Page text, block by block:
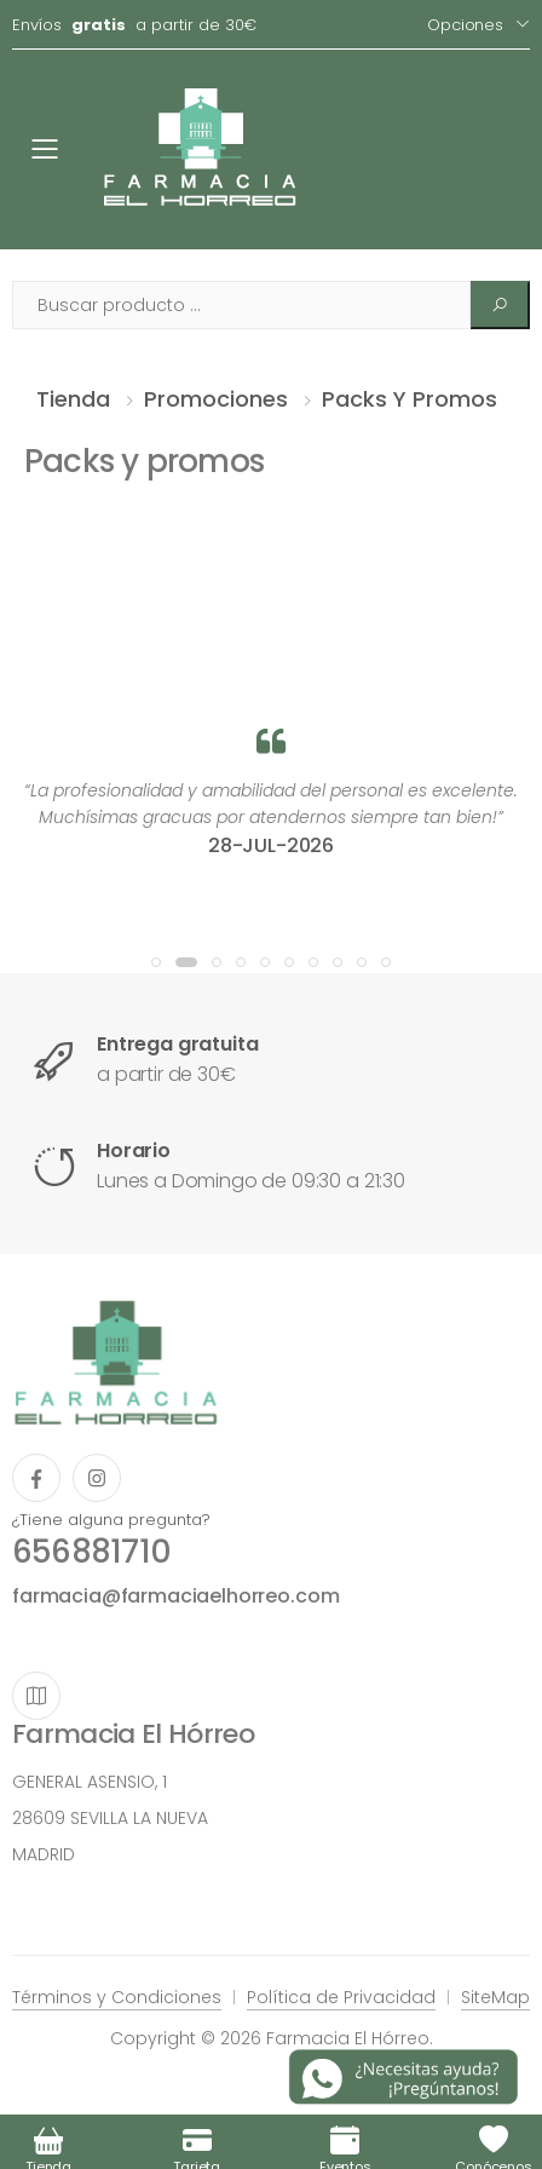
Envíos gratis a partir de 30€ Opciones
Toggle
Tienda Promociones Packs Y Promos
Packs y promos
“La profesionalidad y amabilidad del personal es excelente.
Muchísimas gracuas por atendernos siempre tan bien!”
28-JUL-2026
Entrega gratuita
a partir de 30€
Horario
Lunes a Domingo de 09:30 a 21:30
¿Tiene alguna pregunta?
656881710
farmacia@farmaciaelhorreo.com
Farmacia El Hórreo
GENERAL ASENSIO, 1
28609 SEVILLA LA NUEVA
MADRID
Copyright © 2026 Farmacia El Hórreo.
Términos y Condiciones Política de Privacidad SiteMap